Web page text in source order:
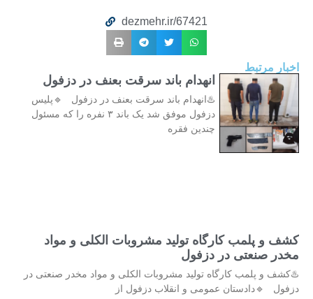
dezmehr.ir/67421
اخبار مرتبط
انهدام باند سرقت بعنف در دزفول
♨️انهدام باند سرقت بعنف در دزفول 🔹پلیس
دزفول موفق شد یک باند ۳ نفره را که مسئول
چندین فقره
کشف و پلمب کارگاه تولید مشروبات الکلی و مواد
مخدر صنعتی در دزفول
♨️کشف و پلمب کارگاه تولید مشروبات الکلی و مواد مخدر صنعتی در
دزفول 🔹دادستان عمومی و انقلاب دزفول از